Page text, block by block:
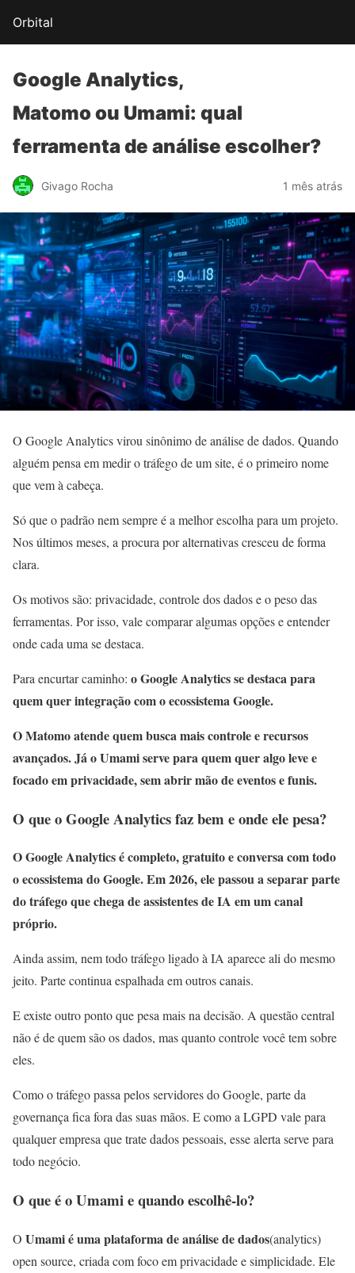
Orbital
Google Analytics,
Matomo ou Umami: qual
ferramenta de análise escolher?
Givago Rocha 1 mês atrás
O Google Analytics virou sinônimo de análise de dados. Quando
alguém pensa em medir o tráfego de um site, é o primeiro nome
que vem à cabeça.
Só que o padrão nem sempre é a melhor escolha para um projeto.
Nos últimos meses, a procura por alternativas cresceu de forma
clara.
Os motivos são: privacidade, controle dos dados e o peso das
ferramentas. Por isso, vale comparar algumas opções e entender
onde cada uma se destaca.
Para encurtar caminho: o Google Analytics se destaca para
quem quer integração com o ecossistema Google.
O Matomo atende quem busca mais controle e recursos
avançados. Já o Umami serve para quem quer algo leve e
focado em privacidade, sem abrir mão de eventos e funis.
O que o Google Analytics faz bem e onde ele pesa?
O Google Analytics é completo, gratuito e conversa com todo
o ecossistema do Google. Em 2026, ele passou a separar parte
do tráfego que chega de assistentes de IA em um canal
próprio.
Ainda assim, nem todo tráfego ligado à IA aparece ali do mesmo
jeito. Parte continua espalhada em outros canais.
E existe outro ponto que pesa mais na decisão. A questão central
não é de quem são os dados, mas quanto controle você tem sobre
eles.
Como o tráfego passa pelos servidores do Google, parte da
governança fica fora das suas mãos. E como a LGPD vale para
qualquer empresa que trate dados pessoais, esse alerta serve para
todo negócio.
O que é o Umami e quando escolhê-lo?
O Umami é uma plataforma de análise de dados(analytics)
open source, criada com foco em privacidade e simplicidade. Ele